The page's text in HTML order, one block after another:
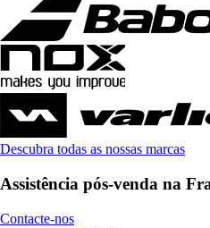
Descubra todas as nossas marcas
Assistência pós-venda na
Contacte-nos